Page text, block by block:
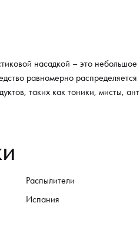
насадкой – это
равномерно
таких как тоники, мисты,
Распылители
Испания